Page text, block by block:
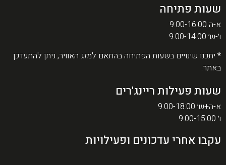
שעות פתיחה
א-ה 9:00-16:00
ו׳-ש׳ 9:00-14:00
* יתכנו שינויים בשעות הפתיחה בהתאם למזג האוויר, ניתן להתעדכן
באתר.
שעות פעילות ריינג'רים
א-ה+ש׳ 9:00-18:00
ו׳ 9:00-15:00
עקבו אחרי עדכונים ופעילויות